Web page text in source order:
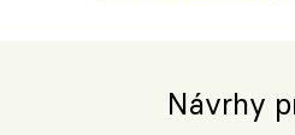
Návrhy